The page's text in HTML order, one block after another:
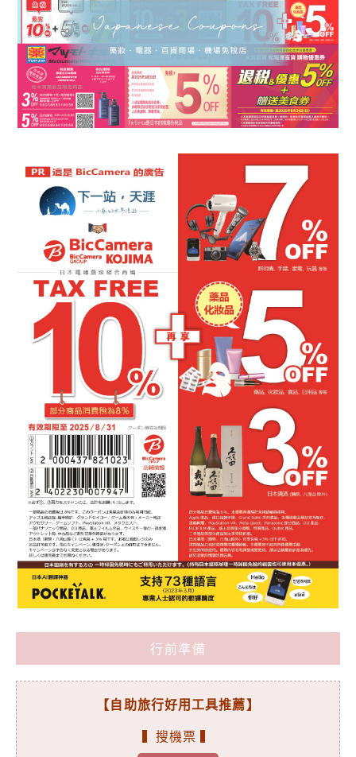
行前準備
【自助旅行好用工具推薦】
▍搜機票 ▍